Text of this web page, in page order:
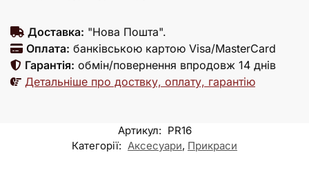
Доставка: "Нова Пошта".
Оплата: банківською картою Visa/MasterCard
Гарантія: обмін/повернення впродовж 14 днів
Детальніше про доствку, оплату, гарантію
Артикул: PR16
Категорії: Аксесуари, Прикраси